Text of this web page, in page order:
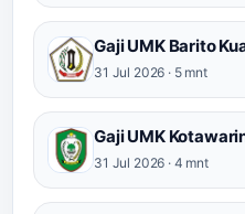
Gaji UMK Barito
31 Jul 2026 · 5 mnt
Gaji UMK
31 Jul 2026 · 4 mnt